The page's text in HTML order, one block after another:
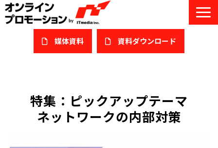
媒体資料 ​資料ダウンロード
私たちについて
サービスガイド/お役立ち資料
特集：ピックアップテーマ
ネットワークの内部対策